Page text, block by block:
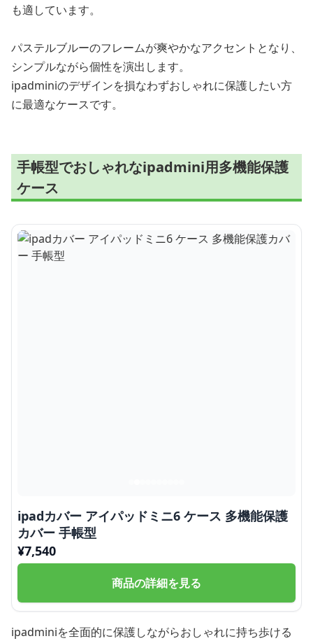
も適しています。
パステルブルーのフレームが爽やかなアクセントとなり、
シンプルながら個性を演出します。
ipadminiのデザインを損なわずおしゃれに保護したい方
に最適なケースです。
手帳型でおしゃれなipadmini用多機能保護
ケース
ipadカバー アイパッドミニ6 ケース 多機能保護
カバー 手帳型
¥7,540
商品の詳細を見る
ipadminiを全面的に保護しながらおしゃれに持ち歩ける